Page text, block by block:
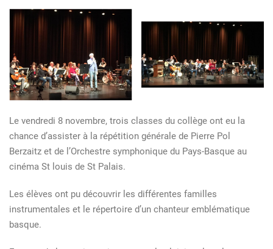
Le vendredi 8 novembre, trois classes du collège ont eu la
chance d’assister à la répétition générale de Pierre Pol
Berzaitz et de l’Orchestre symphonique du Pays-Basque au
cinéma St louis de St Palais.
Les élèves ont pu découvrir les différentes familles
instrumentales et le répertoire d’un chanteur emblématique
basque.